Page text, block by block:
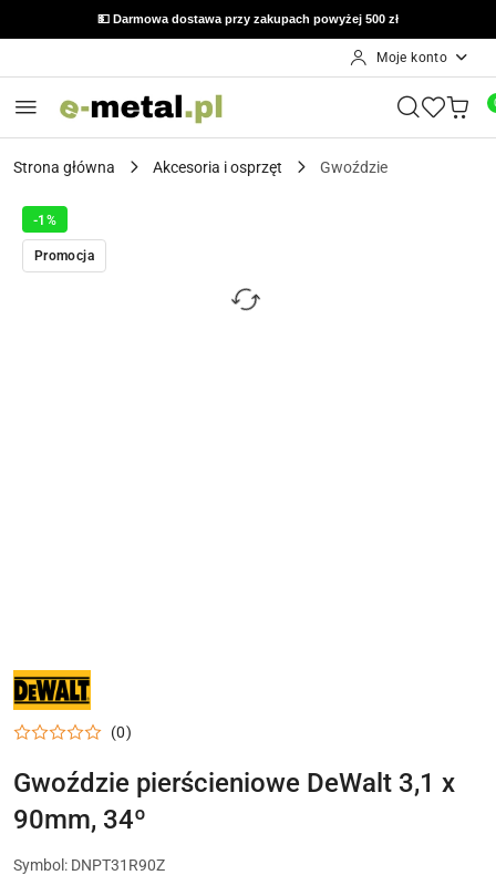
💵 Darmowa dostawa przy zakupach powyżej 500 zł
Moje konto
Strona główna Akcesoria i osprzęt Gwoździe
-1%
Promocja
NARZĘDZIA
ELEKTRONARZĘDZIA
DEWALT
DO
DOMU
I
MONTAŻOWYCH
(0)
Gwoździe pierścieniowe DeWalt 3,1 x
90mm, 34º
Symbol: DNPT31R90Z